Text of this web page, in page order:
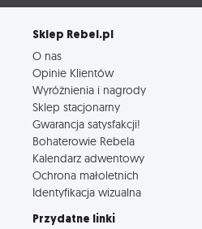
Sklep Rebel.pl
O nas
Opinie Klientów
Wyróżnienia i nagrody
Sklep stacjonarny
Gwarancja satysfakcji!
Bohaterowie Rebela
Kalendarz adwentowy
Ochrona małoletnich
Identyfikacja wizualna
Przydatne linki